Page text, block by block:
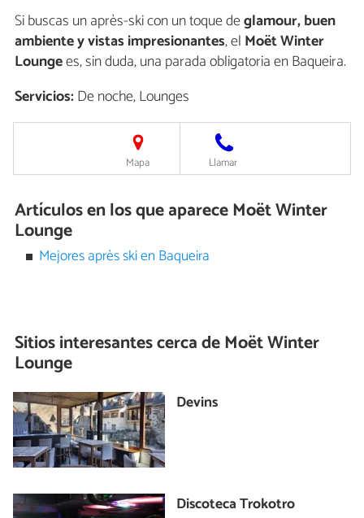
Si buscas un après-ski con un toque deglamour, buen
ambiente y vistas impresionantes, el Moët Winter
Loungees, sin duda, una parada obligatoria en Baqueira.
Servicios:De noche, Lounges
Mapa Llamar
Artículos en los que aparece Moët Winter
Lounge
Mejores après ski en Baqueira
Sitios interesantes cerca deMoët Winter
Lounge
Devins
Discoteca Trokotro